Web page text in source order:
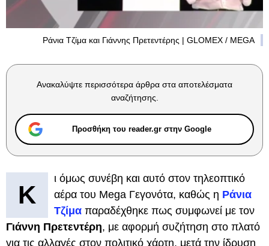
Ράνια Τζίμα και Γιάννης Πρετεντέρης | GLOMEX / MEGA
Ανακαλύψτε περισσότερα άρθρα στα αποτελέσματα
αναζήτησης.
Προσθήκη του reader.gr στην Google
Κ
ι όμως συνέβη και αυτό στον τηλεοπτικό
αέρα του Mega Γεγονότα, καθώς η Ράνια
Τζίμα παραδέχθηκε πως συμφωνεί με τον
Γιάννη Πρετεντέρη, με αφορμή συζήτηση στο πλατό
για τις αλλαγές στον πολιτικό χάρτη, μετά την ίδρυση